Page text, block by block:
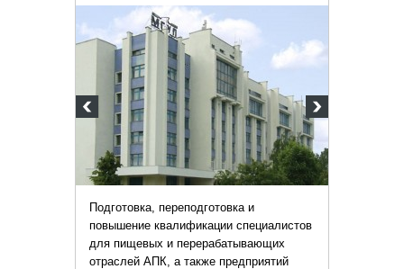
Подготовка, переподготовка и
повышение квалификации специалистов
для пищевых и перерабатывающих
отраслей АПК, а также предприятий